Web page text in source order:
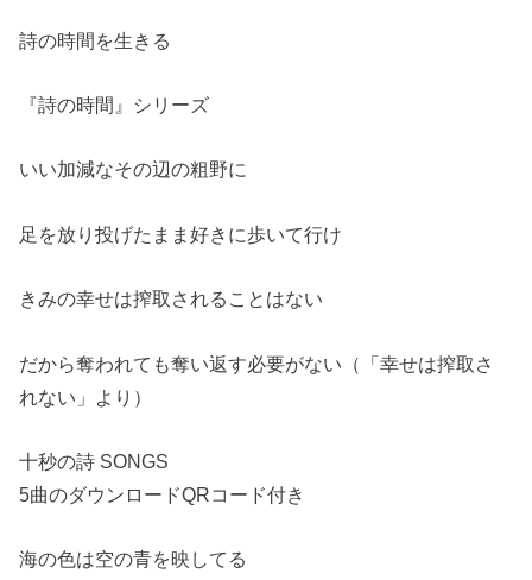
詩の時間を生きる
『詩の時間』シリーズ
いい加減なその辺の粗野に
足を放り投げたまま好きに歩いて行け
きみの幸せは搾取されることはない
だから奪われても奪い返す必要がない（「幸せは搾取さ
れない」より）
十秒の詩 SONGS
5曲のダウンロードQRコード付き
海の色は空の青を映してる